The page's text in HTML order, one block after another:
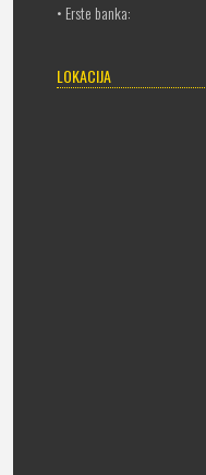
• Erste banka:
LOKACIJA